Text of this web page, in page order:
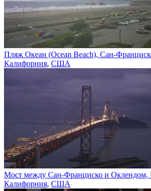
Пляж Океан (Ocean Beach), Сан-
Калифорния, США
Мост между Сан-Франциско и Оклендом,
Калифорния, США